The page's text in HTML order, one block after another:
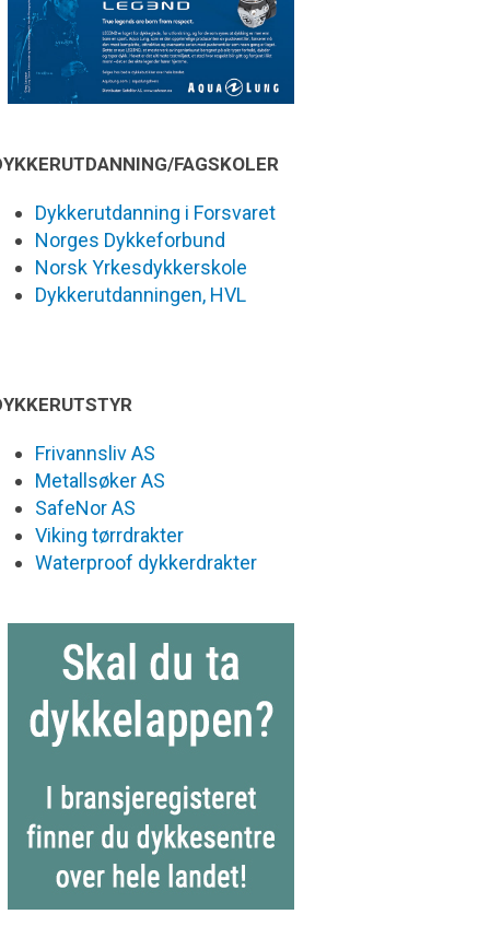
FAGSKOLER
Dykkerutdanning i Forsvaret
Norges Dykkeforbund
Norsk Yrkesdykkerskole
Dykkerutdanningen, HVL
Frivannsliv AS
Metallsøker AS
SafeNor AS
Viking tørrdrakter
Waterproof dykkerdrakter